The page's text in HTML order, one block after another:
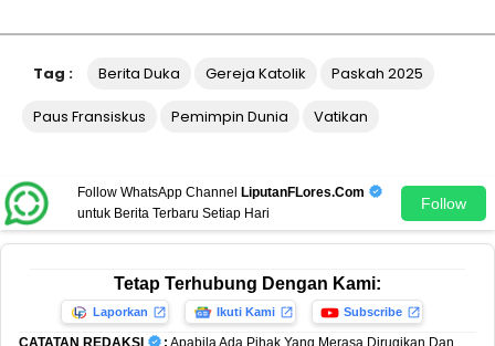
Tag : Berita Duka Gereja Katolik Paskah 2025
Paus Fransiskus Pemimpin Dunia Vatikan
Follow WhatsApp Channel
LiputanFLores.Com
untuk Berita Terbaru Setiap Hari
Follow
Tetap Terhubung Dengan Kami:
Laporkan Ikuti Kami Subscribe